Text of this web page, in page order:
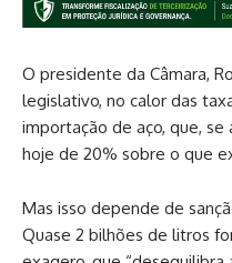
O presidente da Câmara,
legislativo, no calor das
importação de aço, que, se
hoje de 20% sobre o que
Mas isso depende de
Quase 2 bilhões de litros